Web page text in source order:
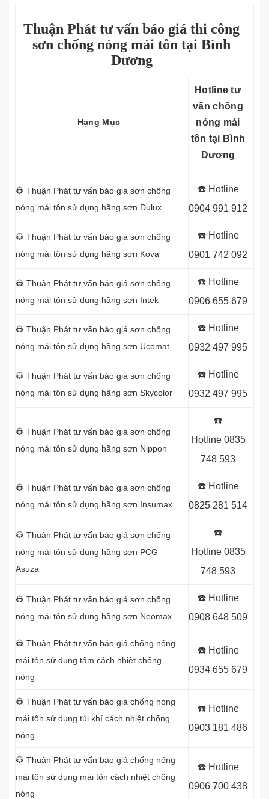
Thuận Phát tư vấn báo giá thi công
sơn chống nóng mái tôn tại Bình
Dương
Hạng Mục
Hotline tư
vấn chống
nóng mái
tôn tại Bình
Dương
👷 Thuận Phát tư vấn báo giá sơn chống
nóng mái tôn sử dụng hãng sơn Dulux
☎️ Hotline
0904 991 912
👷 Thuận Phát tư vấn báo giá sơn chống
nóng mái tôn sử dụng hãng sơn Kova
☎️ Hotline
0901 742 092
👷 Thuận Phát tư vấn báo giá sơn chống
nóng mái tôn sử dụng hãng sơn Intek
☎️ Hotline
0906 655 679
👷 Thuận Phát tư vấn báo giá sơn chống
nóng mái tôn sử dụng hãng sơn Ucomat
☎️ Hotline
0932 497 995
👷 Thuận Phát tư vấn báo giá sơn chống
nóng mái tôn sử dụng hãng sơn Skycolor
☎️ Hotline
0932 497 995
👷 Thuận Phát tư vấn báo giá sơn chống
nóng mái tôn sử dụng hãng sơn Nippon
☎️
Hotline0835
748 593
👷 Thuận Phát tư vấn báo giá sơn chống
nóng mái tôn sử dụng hãng sơn Insumax
☎️ Hotline
0825 281 514
👷 Thuận Phát tư vấn báo giá sơn chống
nóng mái tôn sử dụng hãng sơn PCG
Asuza
☎️
Hotline0835
748 593
👷 Thuận Phát tư vấn báo giá sơn chống
nóng mái tôn sử dụng hãng sơn Neomax
☎️ Hotline
0908 648 509
👷 Thuận Phát tư vấn báo giá chống nóng
mái tôn sử dụng tấm cách nhiệt chống
nóng
☎️ Hotline
0934 655 679
👷 Thuận Phát tư vấn báo giá chống nóng
mái tôn sử dụng túi khí cách nhiệt chống
nóng
☎️ Hotline
0903 181 486
👷 Thuận Phát tư vấn báo giá chống nóng
mái tôn sử dụng mái tôn cách nhiệt chống
nóng
☎️ Hotline
0906 700 438